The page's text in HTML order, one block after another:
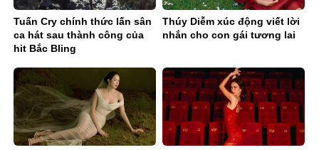
Tuấn Cry chính thức lấn sân
ca hát sau thành công của
hit Bắc Bling
Thúy Diễm xúc động viết lời
nhắn cho con gái tương lai